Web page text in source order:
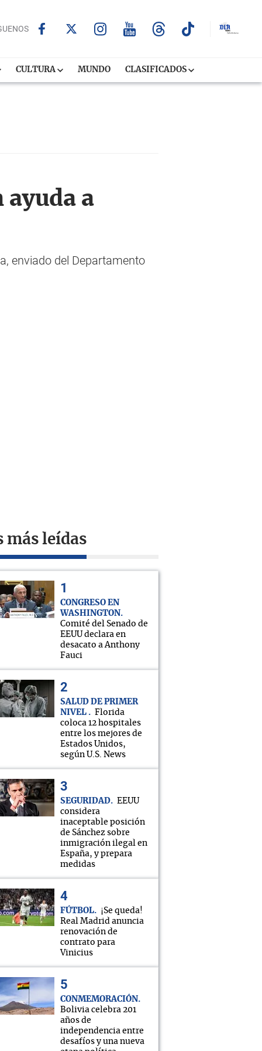
CULTURA MUNDO CLASIFICADOS
a
enviado del Departamento
más leídas
CONGRESO EN
WASHINGTON
Comité del Senado de
EEUU declara en
desacato a Anthony
Fauci
SALUD DE PRIMER
NIVEL
Florida
coloca 12 hospitales
entre los mejores de
Estados Unidos,
según U.S. News
SEGURIDAD
EEUU
considera
inaceptable posición
de Sánchez sobre
inmigración ilegal en
España, y prepara
medidas
FÚTBOL
¡Se queda!
Real Madrid anuncia
renovación de
contrato para
Vinicius
CONMEMORACIÓN
Bolivia celebra 201
años de
independencia entre
desafíos y una nueva